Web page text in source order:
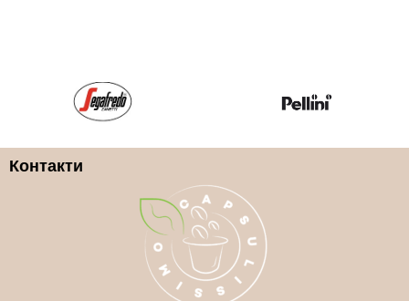
КАФЕ КАПСУЛА ВИД
100% Арабика
Контакти